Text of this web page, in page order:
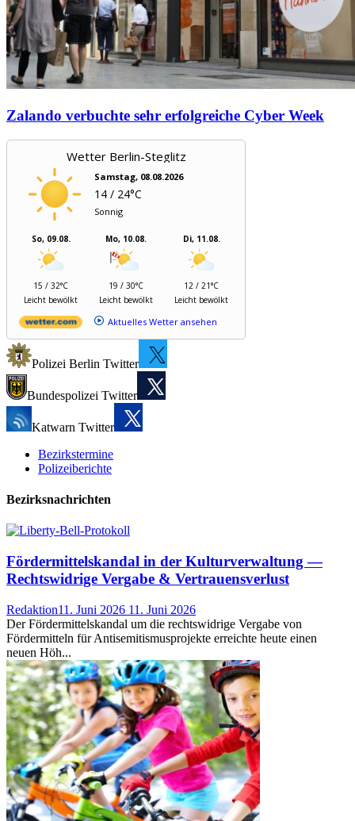
Zalando verbuchte sehr erfolgreiche Cyber Week
Wetter Berlin-Steglitz
Samstag, 08.08.2026
14 / 24°C
Sonnig
So, 09.08.
15 / 32°C
Leicht bewölkt
Mo, 10.08.
19 / 30°C
Leicht bewölkt
Di, 11.08.
12 / 21°C
Leicht bewölkt
Aktuelles Wetter ansehen
Polizei Berlin Twitter
Bundespolizei Twitter
Katwarn Twitter
Bezirkstermine
Polizeiberichte
Bezirksnachrichten
Fördermittelskandal in der Kulturverwaltung —
Rechtswidrige Vergabe & Vertrauensverlust
Redaktion11. Juni 2026 11. Juni 2026
Der Fördermittelskandal um die rechtswidrige Vergabe von
Fördermitteln für Antisemitismusprojekte erreichte heute einen
neuen Höh...